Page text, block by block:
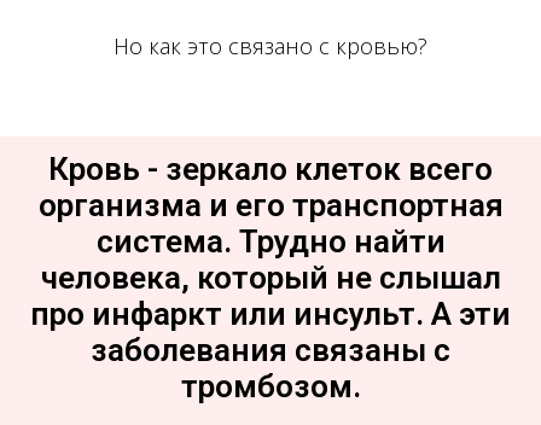
Но как это связано с кровью?
Кровь - зеркало клеток всего
организма и его транспортная
система. Трудно найти
человека, который не слышал
про инфаркт или инсульт. А эти
заболевания связаны с
тромбозом.